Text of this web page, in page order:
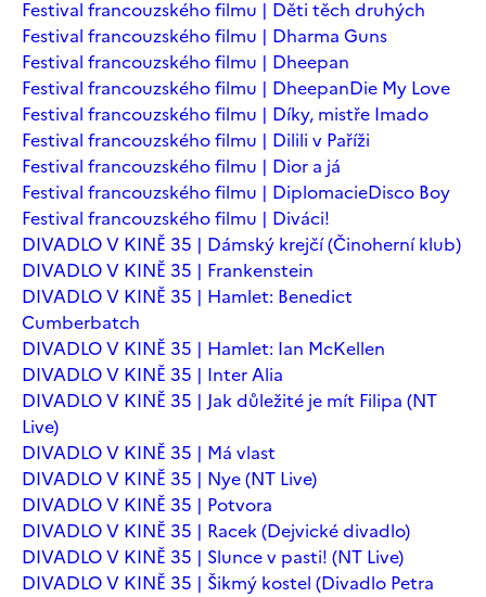
Festival francouzského filmu | Děti těch druhých
Festival francouzského filmu | Dharma Guns
Festival francouzského filmu | Dheepan
Festival francouzského filmu | DheepanDie My Love
Festival francouzského filmu | Díky, mistře Imado
Festival francouzského filmu | Dilili v Paříži
Festival francouzského filmu | Dior a já
Festival francouzského filmu | DiplomacieDisco Boy
Festival francouzského filmu | Diváci!
DIVADLO V KINĚ 35 | Dámský krejčí (Činoherní klub)
DIVADLO V KINĚ 35 | Frankenstein
DIVADLO V KINĚ 35 | Hamlet: Benedict
Cumberbatch
DIVADLO V KINĚ 35 | Hamlet: Ian McKellen
DIVADLO V KINĚ 35 | Inter Alia
DIVADLO V KINĚ 35 | Jak důležité je mít Filipa (NT
Live)
DIVADLO V KINĚ 35 | Má vlast
DIVADLO V KINĚ 35 | Nye (NT Live)
DIVADLO V KINĚ 35 | Potvora
DIVADLO V KINĚ 35 | Racek (Dejvické divadlo)
DIVADLO V KINĚ 35 | Slunce v pasti! (NT Live)
DIVADLO V KINĚ 35 | Šikmý kostel (Divadlo Petra